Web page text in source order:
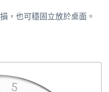
，也可穩固立放於桌面。